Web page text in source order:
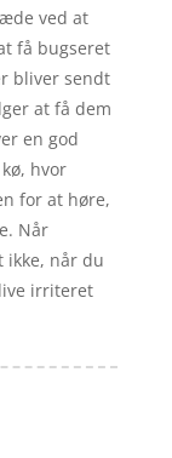
ved at
få bugseret
bliver sendt
at få dem
en god
hvor
for at høre,
Når
ikke, når du
irriteret